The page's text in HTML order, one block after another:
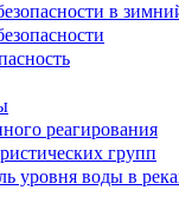
в
реагирования
групп
уровня воды в